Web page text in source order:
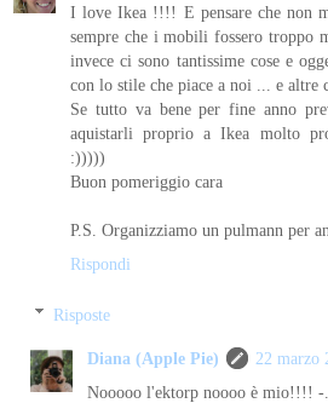
I love Ikea !!!! E pensare che non
sempre che i mobili fossero troppo
invece ci sono tantissime cose e
con lo stile che piace a noi ... e altre
Se tutto va bene per fine anno
aquistarli proprio a Ikea molto
:)))))
Buon pomeriggio cara
P.S. Organizziamo un pulmann per
Rispondi
Risposte
Diana (Apple Pie)
22 marzo
Nooooo l'ektorp noooo è mio!!!! -